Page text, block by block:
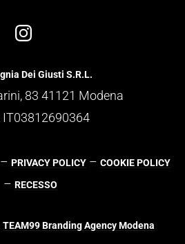
Dei Giusti S.R.L.
83 41121 Modena
IT03812690364
– PRIVACY POLICY – COOKIE POLICY
– RECESSO
TEAM99 Branding Agency Modena